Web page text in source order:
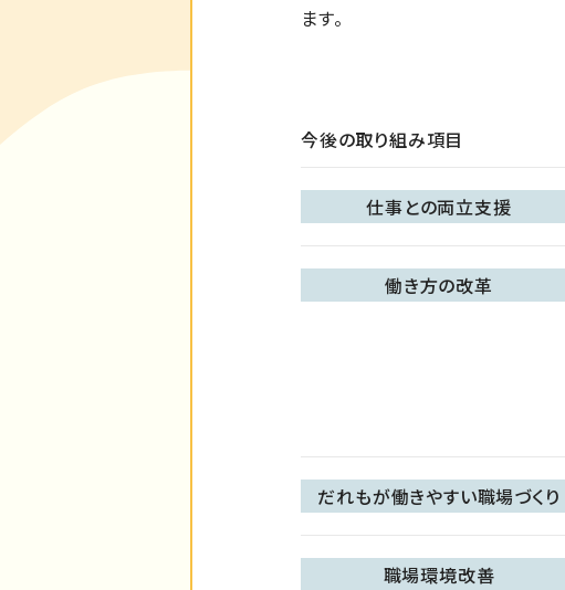
ます。
今後の取り組み項目
仕事との両立支援
働き方の改革
だれもが働きやすい職場づくり
職場環境改善